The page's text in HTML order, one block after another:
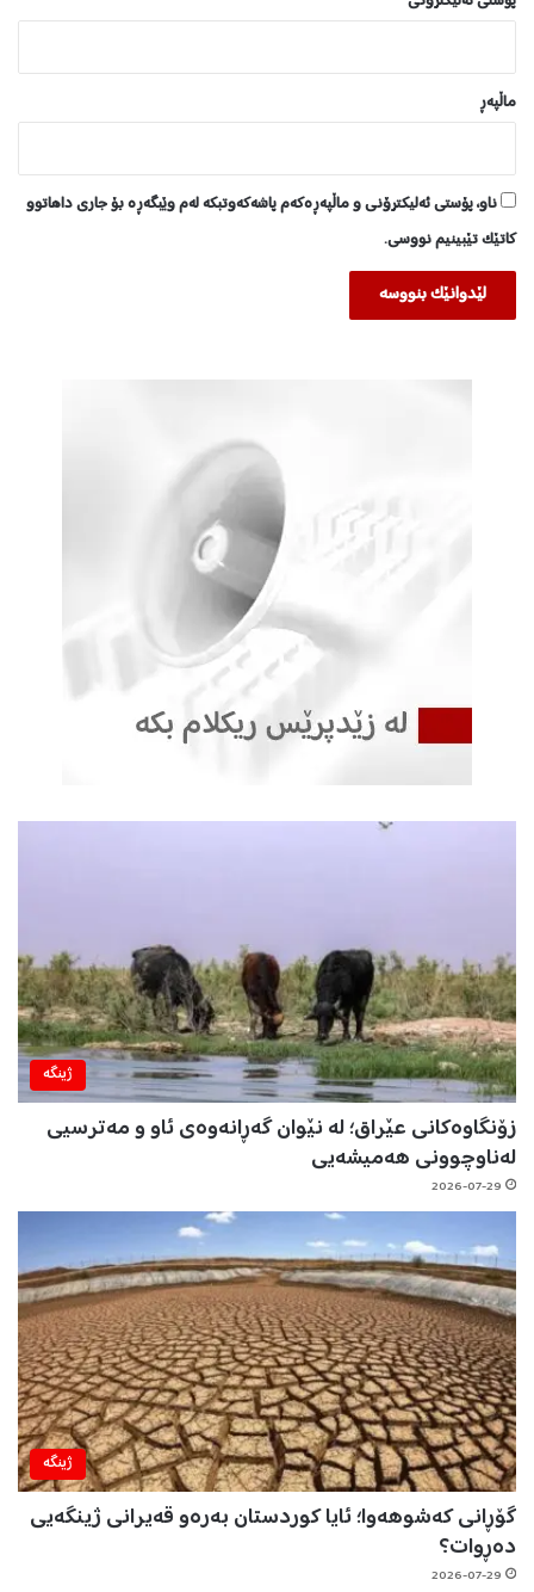
ماڵپه‌ڕ
ناو، پۆستی ئەلیکترۆنی و ماڵپەڕەکەم پاشەکەوتبکە لەم وێبگەڕە بۆ جاری داهاتوو
کاتێک تێبینیم نووسی.
ژینگه‌
زۆنگاوەکانی عێراق؛ لە نێوان گەڕانەوەی ئاو و مەترسیی
لەناوچوونی هەمیشەیی
2026-07-29
ژینگه‌
گۆڕانی کەشوهەوا؛ ئایا کوردستان بەرەو قەیرانی ژینگەیی
دەڕوات؟
2026-07-29